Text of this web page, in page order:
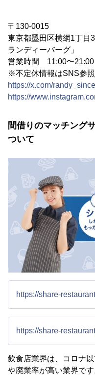
〒130-0015
東京都墨田区横網1丁
ランディーバーグ」
営業時間 11:00〜21:00
※不定休情報はSNS参照
https://x.com/
https://
間借りのマッチング
ついて
https://share-
https://share-
飲食店業界は、コロナ
や廃業率が高い業界で